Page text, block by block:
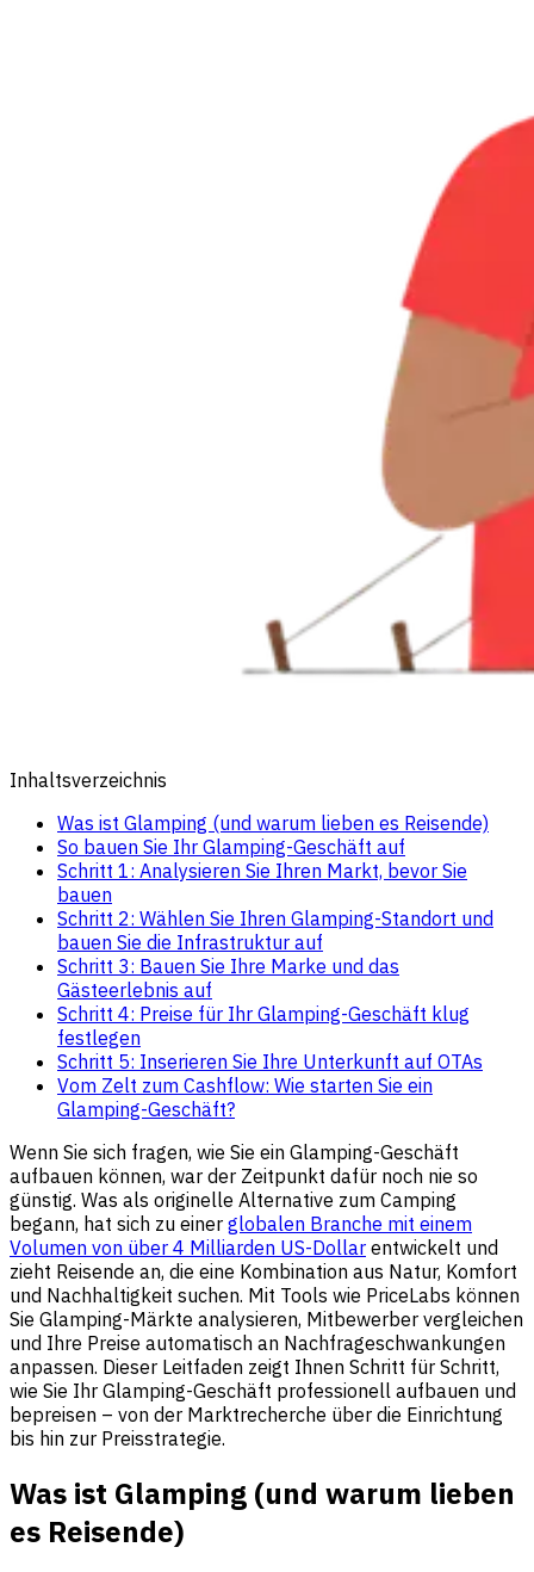
Inhaltsverzeichnis
Was ist Glamping (und warum lieben es Reisende)
So bauen Sie Ihr Glamping-Geschäft auf
Schritt 1: Analysieren Sie Ihren Markt, bevor Sie
bauen
Schritt 2: Wählen Sie Ihren Glamping-Standort und
bauen Sie die Infrastruktur auf
Schritt 3: Bauen Sie Ihre Marke und das
Gästeerlebnis auf
Schritt 4: Preise für Ihr Glamping-Geschäft klug
festlegen
Schritt 5: Inserieren Sie Ihre Unterkunft auf OTAs
Vom Zelt zum Cashflow: Wie starten Sie ein
Glamping-Geschäft?
Wenn Sie sich fragen, wie Sie ein Glamping-Geschäft
aufbauen können, war der Zeitpunkt dafür noch nie so
günstig. Was als originelle Alternative zum Camping
begann, hat sich zu einer globalen Branche mit einem
Volumen von über 4 Milliarden US-Dollar entwickelt und
zieht Reisende an, die eine Kombination aus Natur, Komfort
und Nachhaltigkeit suchen. Mit Tools wie PriceLabs können
Sie Glamping-Märkte analysieren, Mitbewerber vergleichen
und Ihre Preise automatisch an Nachfrageschwankungen
anpassen. Dieser Leitfaden zeigt Ihnen Schritt für Schritt,
wie Sie Ihr Glamping-Geschäft professionell aufbauen und
bepreisen – von der Marktrecherche über die Einrichtung
bis hin zur Preisstrategie.
Was ist Glamping (und warum lieben
es Reisende)